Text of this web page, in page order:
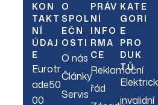
KON
TAKT
NÍ
ÚDAJ
E
Eurotr
ade50
00
O
SPOL
EČN
OSTI
O nás
Články
Servis
PRÁV
NÍ
INFO
RMA
CE
Reklamační
řád
KATE
GORI
E
PRO
DUK
TŮ
invalidní